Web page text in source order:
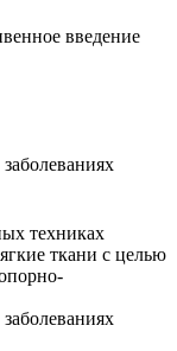
введение
техниках
ткани с целью